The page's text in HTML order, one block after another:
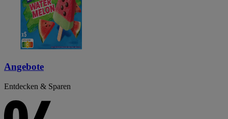
Angebote
Entdecken & Sparen